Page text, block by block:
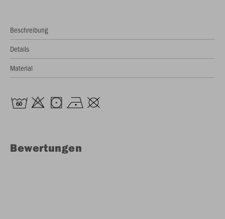
Beschreibung
Details
Material
Bewertungen